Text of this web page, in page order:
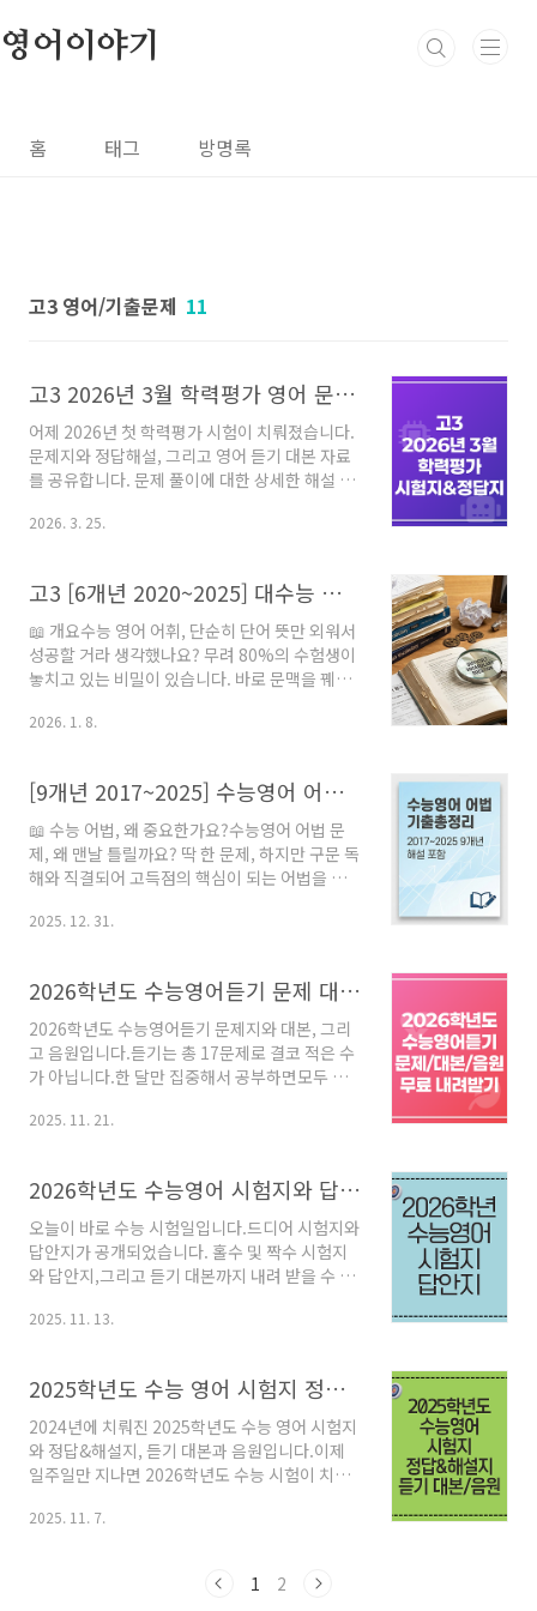
영어이야기
홈 태그 방명록
고3 영어/기출문제 11
고3 2026년 3월 학력평가 영어 문제지&정답지 (듣기 대본 포함)
어제 2026년 첫 학력평가 시험이 치뤄졌습니다.
문제지와 정답해설, 그리고 영어 듣기 대본 자료
를 공유합니다. 문제 풀이에 대한 상세한 해설 자
[고3 2026년 3월 학력평가 상세문제풀이 구매하
자료입니다. 문제와 해석, 주요 어휘 및 주요 구문
분석, 글의 주제(문)와 요지, 글의 논리 구조 전개,
정답의 근거와 오답 이유까지 상세하게 분석했습
니다solvook.com
2026. 3. 25.
고3 [6개년 2020~2025] 대수능 및 학력평가 어휘 유형 기출 풀이 총정리
📖 개요수능 영어 어휘, 단순히 단어 뜻만 외워서
성공할 거라 생각했나요? 무려 80%의 수험생이
놓치고 있는 비밀이 있습니다. 바로 문맥을 꿰뚫
는 사실이죠.많은 학생들이 감으로 풀다가 실전
고3 대수능 및 모의고사 기출문제 중 핵심만을 엄
선하여 총정리했습니다. 이제 어휘 문제에 대한
두려움을 떨쳐내고 자신감을 채울 시간입니다.
[6개년 2020~2025] 고3 대수능 및 학력평가 어
휘 기출 문제풀이 - 쏠북"어휘 문제, 감으로 찍지
말고 논리로 푸세요!" 2020년부터 2025년까지,
2026. 1. 8.
[9개년 2017~2025] 수능영어 어법 기출 총정리 (수능/평가원/교육청)
📖 수능 어법, 왜 중요한가요?수능영어 어법 문
제, 왜 맨날 틀릴까요? 딱 한 문제, 하지만 구문 독
해와 직결되어 고득점의 핵심이 되는 어법을 아
법책에 지치고 실전 감각을 놓쳤던 수험생들을
게 분석한 자료가 드디어 나왔습니다. 이 자료 하
나로 수능 어법의 핵심을 꿰뚫고, 고득점의 문을
열어보세요.고득점의 시작, 어법 완전 정복수능
영어에서 어법 문제는 단순히 문법 지식을 묻는
것을 넘어, 문장 구조를 정확히 파악하는 구문 독
해 능력과 직결됩니다. 이 한 문제를 놓치는 것은
2025. 12. 31.
2026학년도 수능영어듣기 문제 대본 음원 무료 다운받기
2026학년도 수능영어듣기 문제지와 대본, 그리
고 음원입니다.듣기는 총 17문제로 결코 적은 수
가 아닙니다.한 달만 집중해서 공부하면모두 맞
칙이 있어이를 알고 문제를 풀면 문제를 푸는 동
보세요.2026학년도 수능영어듣기 문제풀이 전
략 2026학년도 수능영어듣기 문제풀이 전략최
근 수능영어듣기 문제를 분석해보면일정한 패턴
이 있음을 알 수 있습니다. 올해 수능영어듣기 문
제에도 이런 패턴이그대로 반영되어 출제되었습
니다. 듣기 문제 유형마다접근하는 방법이 조
어 듣..
2025. 11. 21.
2026학년도 수능영어 시험지와 답안지 배포
오늘이 바로 수능 시험일입니다.드디어 시험지와
답안지가 공개되었습니다. 홀수 및 짝수 시험지
와 답안지,그리고 듣기 대본까지 내려 받을 수 있
할 예정이니잠시만 기다려 주세요. ^^ [2026학
2025. 11. 13.
2025학년도 수능 영어 시험지 정답&해설지 듣기 대본 음원
2024년에 치뤄진 2025학년도 수능 영어 시험지
와 정답&해설지, 듣기 대본과 음원입니다.이제
일주일만 지나면 2026학년도 수능 시험이 치뤄
데요,작년 시험지를 실제 시험이라 생각하고 풀
투리 시간을 잘 활용해 보셔도 좋겠습니다. 특히
2025. 11. 7.
1 2